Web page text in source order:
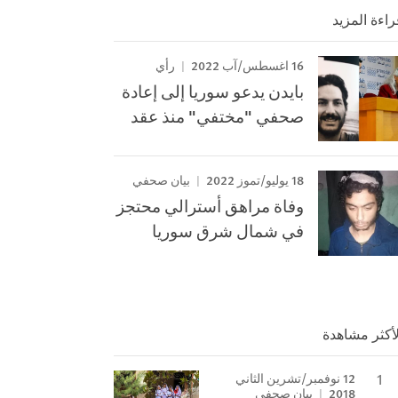
المزيد
16 اغسطس/آب 2022 رأي
بايدن يدعو سوريا إلى إعادة
صحفي "مختفي" منذ عقد
18 يوليو/تموز 2022 بيان صحفي
وفاة مراهق أسترالي محتجز
في شمال شرق سوريا
مشاهدة
12 نوفمبر/تشرين الثاني
2018
بيان صحفي